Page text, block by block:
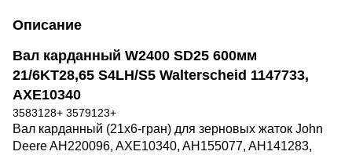
Описание
Вал карданный W2400 SD25 600мм
21/6KT28,65 S4LH/S5 Walterscheid 1147733,
AXE10340
3583128+ 3579123+
Вал карданный (21х6-гран) для зерновых жаток John
Deere AH220096, AXE10340, AH155077, AH141283,